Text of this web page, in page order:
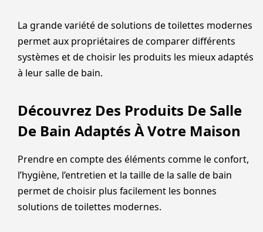
La grande variété de solutions de toilettes modernes
permet aux propriétaires de comparer différents
systèmes et de choisir les produits les mieux adaptés
à leur salle de bain.
Découvrez Des Produits De Salle
De Bain Adaptés À Votre Maison
Prendre en compte des éléments comme le confort,
l’hygiène, l’entretien et la taille de la salle de bain
permet de choisir plus facilement les bonnes
solutions de toilettes modernes.